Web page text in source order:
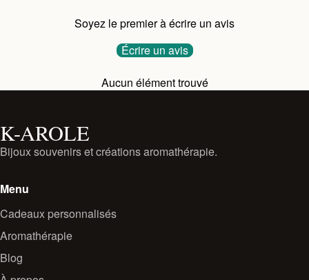
Soyez le premier à écrire un avis
Écrire un avis
Aucun élément trouvé
K-AROLE
Bijoux souvenirs et créations aromathérapie.
Menu
Cadeaux personnalisés
Aromathérapie
Blog